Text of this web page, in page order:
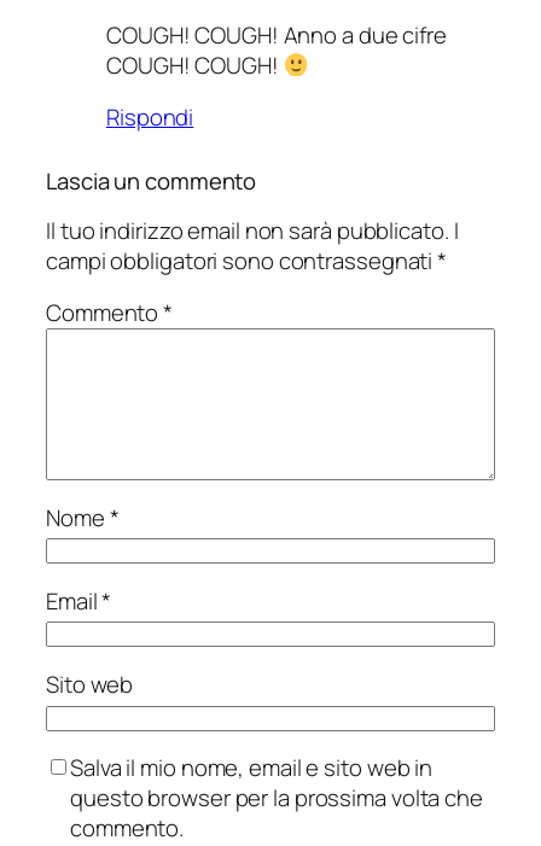
COUGH! COUGH! Anno a due cifre
COUGH! COUGH!
Rispondi
Lascia un commento
Il tuo indirizzo email non sarà pubblicato. I
campi obbligatori sono contrassegnati*
Commento*
Nome*
Email*
Sito web
Salva il mio nome, email e sito web in
questo browser per la prossima volta che
commento.